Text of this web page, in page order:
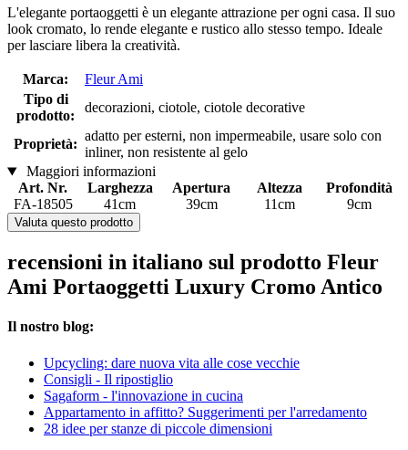
L'elegante portaoggetti è un elegante attrazione per ogni casa. Il suo
look cromato, lo rende elegante e rustico allo stesso tempo. Ideale
per lasciare libera la creatività.
Marca:
Fleur Ami
Tipo di
prodotto:
decorazioni, ciotole, ciotole decorative
Proprietà:
adatto per esterni, non impermeabile, usare solo con
inliner, non resistente al gelo
Maggiori informazioni
Art. Nr.
Larghezza Apertura Altezza
Profondità
FA-18505
41cm 39cm 11cm 9cm
Valuta questo prodotto
recensioni in italiano sul prodotto Fleur
Ami Portaoggetti Luxury Cromo Antico
Il nostro blog:
Upcycling: dare nuova vita alle cose vecchie
Consigli - Il ripostiglio
Sagaform - l'innovazione in cucina
Appartamento in affitto? Suggerimenti per l'arredamento
28 idee per stanze di piccole dimensioni